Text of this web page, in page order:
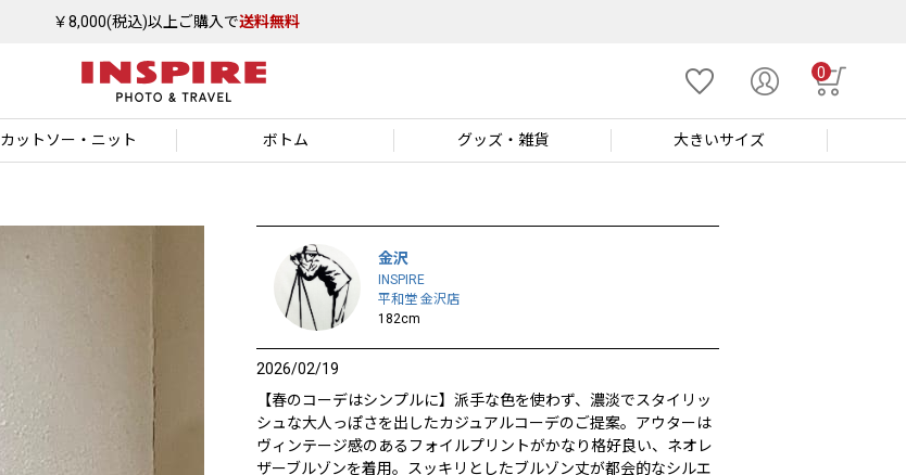
￥8,000(税込)以上ご購入で送料無料
0
カットソー ・ニット ボトム グッズ・雑貨 大きいサイズ
金沢
INSPIRE
平和堂 金沢店
182cm
2026/02/19
【春のコーデはシンプルに】派手な色を使わず、濃淡でスタイリッ
シュな大人っぽさを出したカジュアルコーデのご提案。アウターは
ヴィンテージ感のあるフォイルプリントがかなり格好良い、ネオレ
ザーブルゾンを着用。スッキリとしたブルゾン丈が都会的なシルエ